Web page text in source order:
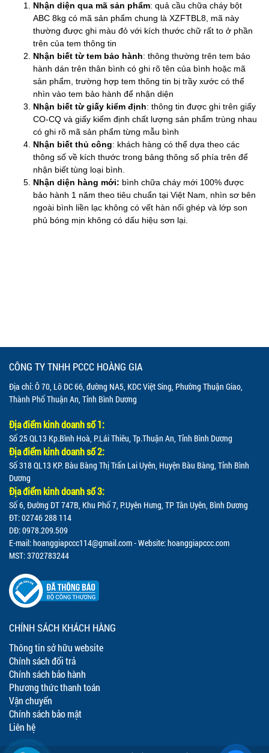
Nhận diện qua mã sản phẩm: quả cầu chữa cháy bột
ABC 8kg có mã sản phẩm chung là XZFTBL8, mã này
thường được ghi màu đỏ với kích thước chữ rất to ở phần
trên của tem thông tin
Nhận biết từ tem bảo hành: thông thường trên tem bảo
hành dán trên thân bình có ghi rõ tên của bình hoặc mã
sản phẩm, trường hợp tem thông tin bị trầy xước có thể
nhìn vào tem bảo hành để nhận diện
Nhận biết từ giấy kiểm định: thông tin được ghi trên giấy
CO-CQ và giấy kiểm định chất lượng sản phẩm trùng nhau
có ghi rõ mã sản phẩm từng mẫu bình
Nhận biết thủ công: khách hàng có thể dựa theo các
thông số về kích thước trong bảng thông số phía trên để
nhận biết tùng loại bình.
Nhận diện hàng mới: bình chữa cháy mới 100% được
bảo hành 1 năm theo tiêu chuẩn tại Việt Nam, nhìn sơ bên
ngoài bình liền lạc không có vết hàn nối ghép và lớp son
phủ bóng mịn không có dấu hiệu sơn lại.
CÔNG TY TNHH PCCC HOÀNG GIA
Địa chỉ: Ô 70, Lô DC 66, đường NA5, KDC Việt Sing, Phường Thuận Giao,
Thành Phố Thuận An, Tỉnh Bình Dương
Địa điểm kinh doanh số 1:
Số 25 QL13 Kp.Bình Hoà, P.Lái Thiêu, Tp.Thuận An, Tỉnh Bình Dương
Địa điểm kinh doanh số 2:
Số 318 QL13 KP. Bàu Bàng Thị Trấn Lai Uyên, Huyện Bàu Bàng, Tỉnh Bình
Dương
Địa điểm kinh doanh số 3:
Số 6, Đường DT 747B, Khu Phố 7, P.Uyên Hưng, TP Tân Uyên, Bình Dương
ĐT: 02746 288 114
DĐ: 0978.209.509
E-mail:hoanggiapccc114@gmail.com- Website: hoanggiapccc.com
MST: 3702783244
CHÍNH SÁCH KHÁCH HÀNG
Thông tin sở hữu website
Chính sách đổi trả
Chính sách bảo hành
Phương thức thanh toán
Vận chuyển
Chính sách bảo mật
Liên hệ